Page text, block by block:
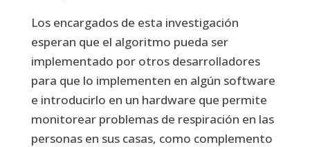
Los encargados de esta investigación
esperan que el algoritmo pueda ser
implementado por otros desarrolladores
para que lo implementen en algún software
e introducirlo en un hardware que permite
monitorear problemas de respiración en las
personas en sus casas, como complemento